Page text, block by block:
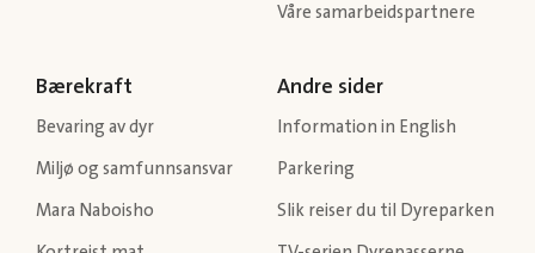
Våre samarbeidspartnere
Bærekraft
Bevaring av dyr
Miljø og samfunnsansvar
Mara Naboisho
Andre sider
Information in English
Parkering
Slik reiser du til Dyreparken